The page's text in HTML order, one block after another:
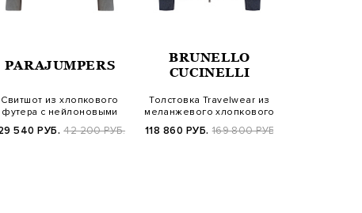
PARAJUMPERS
Свитшот из хлопкового
футера с нейлоновыми
540 РУБ. 42 200 РУБ.
BRUNELLO
CUCINELLI
Толстовка Travelwear из
меланжевого хлопкового
118 860 РУБ. 169 800 РУБ.